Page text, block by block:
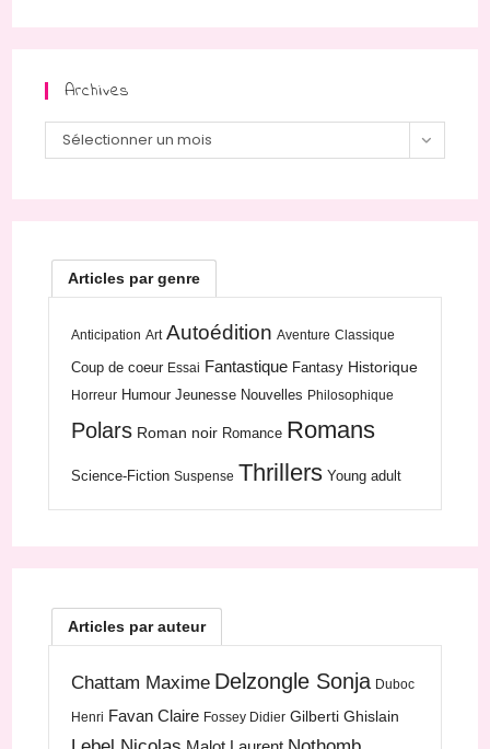
Archives
Archives
Sélectionner un mois
Articles par genre
Anticipation Art Autoédition Aventure Classique
Coup de coeur Essai Fantastique Fantasy Historique
Horreur Humour Jeunesse Nouvelles Philosophique
Polars Roman noir Romance Romans
Science-Fiction Suspense Thrillers Young adult
Articles par auteur
Chattam Maxime Delzongle Sonja Duboc
Henri Favan Claire Fossey Didier Gilberti Ghislain